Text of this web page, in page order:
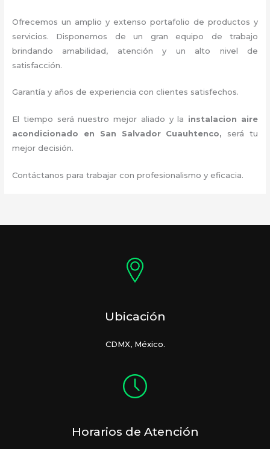
Ofrecemos un amplio y extenso portafolio de productos y
servicios. Disponemos de un gran equipo de trabajo
brindando amabilidad, atención y un alto nivel de
satisfacción.
Garantía y años de experiencia con clientes satisfechos.
El tiempo será nuestro mejor aliado y la instalacion aire
acondicionado en San Salvador Cuauhtenco, será tu
mejor decisión.
Contáctanos para trabajar con profesionalismo y eficacia.
Ubicación
CDMX, México.
Horarios de Atención